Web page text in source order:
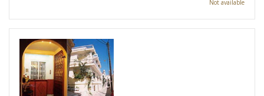
Not available